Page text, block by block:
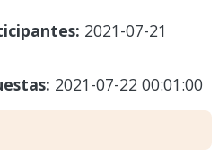
2021-07-21
2021-07-22 00:01:00